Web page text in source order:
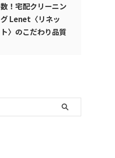
数！宅配クリーニン
グ Lenet〈リネッ
ト〉のこだわり品質